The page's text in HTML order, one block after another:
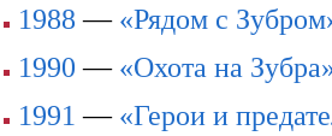
1988 — «Рядом с
1990 — «Охота на
1991 — «Герои и